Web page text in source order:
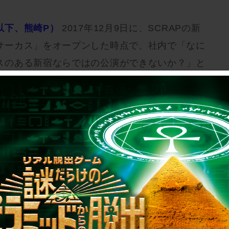
、熊崎P）
2017年12月9日に、SCRAPの新
カス」をオープンした時点で、社内で「なに
ある新宿ならではの公演ができないか？」と
ジラという案が出てきていたんです。
いうのは、戦後である1954年から今に至るまで
ってきたアイコンだと思っています。今、新宿
あるし、SCRAPはまだゴジラとコラボをした
ジラ×リアル脱出ゲームをやるしかない」とい
（隆生）や弊社の上層部が東宝さんとお話を
で東宝さんにプランを持っていくにあたって、